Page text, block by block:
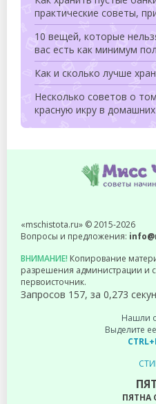
практические советы,
10 вещей, которые
вас есть как минимум
Как и сколько лучше
Несколько советов о
красную икру в
«mschistota.ru» © 2015-2026
Вопросы и предложения:
ВНИМАНИЕ! Копирование
разрешения администрации и
первоисточник.
Запросов 157, за 0,273
Нашли
Выделите
ПЯТНА